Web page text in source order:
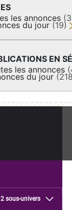
les annonces
du jour (19)
EN
les annonces
du jour
2 sous-univers